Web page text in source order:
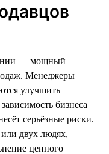
— мощный
Менеджеры
улучшить
бизнеса
серьёзные риски.
двух людях,
ценного